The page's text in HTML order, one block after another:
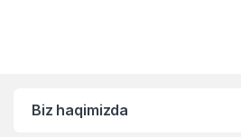
Biz haqimizda